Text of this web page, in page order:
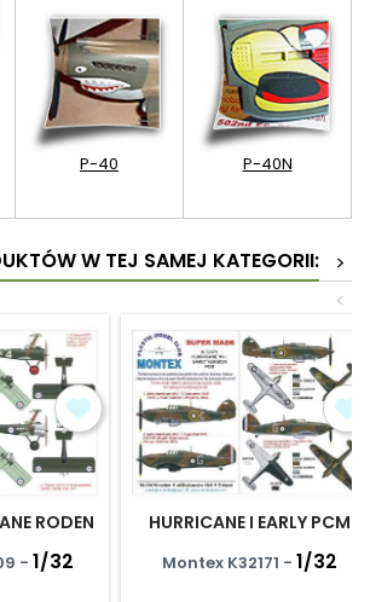
P-40 P-40N
W TEJ SAMEJ KATEGORII:
>
<
RODEN
- 1/32
HURRICANE I EARLY PCM
Montex K32171 - 1/32